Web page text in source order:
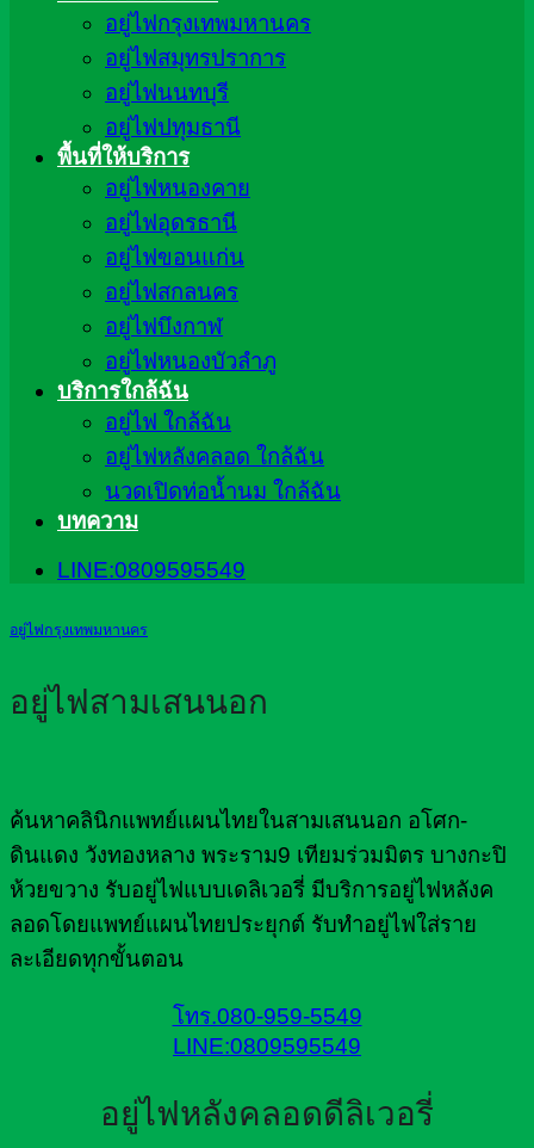
อยู่ไฟกรุงเทพมหานคร
อยู่ไฟสมุทรปราการ
อยู่ไฟนนทบุรี
อยู่ไฟปทุมธานี
พื้นที่ให้บริการ
อยู่ไฟหนองคาย
อยู่ไฟอุดรธานี
อยู่ไฟขอนแก่น
อยู่ไฟสกลนคร
อยู่ไฟบึงกาฬ
อยู่ไฟหนองบัวลำภู
บริการใกล้ฉัน
อยู่ไฟ ใกล้ฉัน
อยู่ไฟหลังคลอด ใกล้ฉัน
นวดเปิดท่อน้ำนม ใกล้ฉัน
บทความ
LINE:0809595549
อยู่ไฟกรุงเทพมหานคร
อยู่ไฟสามเสนนอก
ค้นหาคลินิกแพทย์แผนไทยในสามเสนนอก อโศก-
ดินแดง วังทองหลาง พระราม9 เทียมร่วมมิตร บางกะปิ
ห้วยขวาง รับอยู่ไฟแบบเดลิเวอรี่ มีบริการอยู่ไฟหลังค
ลอดโดยแพทย์แผนไทยประยุกต์ รับทำอยู่ไฟใส่ราย
ละเอียดทุกขั้นตอน
โทร.080-959-5549
LINE:0809595549
อยู่ไฟหลังคลอดดีลิเวอรี่